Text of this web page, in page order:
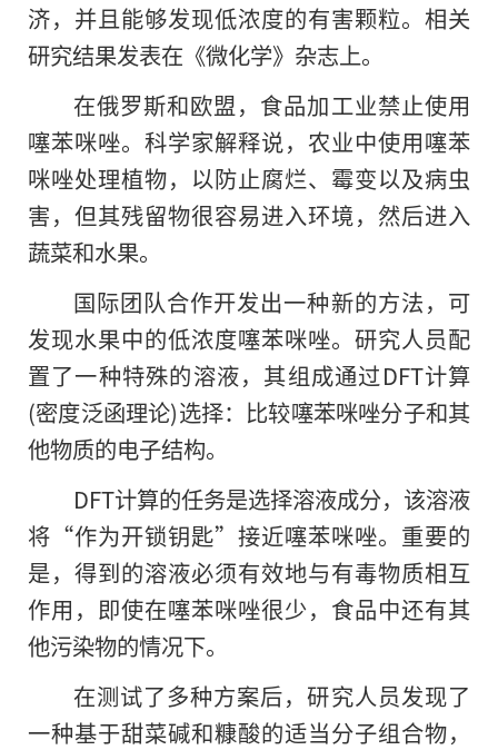
济，并且能够发现低浓度的有害颗粒。相关
研究结果发表在《微化学》杂志上。
在俄罗斯和欧盟，食品加工业禁止使用
噻苯咪唑。科学家解释说，农业中使用噻苯
咪唑处理植物，以防止腐烂、霉变以及病虫
害，但其残留物很容易进入环境，然后进入
蔬菜和水果。
国际团队合作开发出一种新的方法，可
发现水果中的低浓度噻苯咪唑。研究人员配
置了一种特殊的溶液，其组成通过DFT计算
(密度泛函理论)选择：比较噻苯咪唑分子和其
他物质的电子结构。
DFT计算的任务是选择溶液成分，该溶液
将“作为开锁钥匙”接近噻苯咪唑。重要的
是，得到的溶液必须有效地与有毒物质相互
作用，即使在噻苯咪唑很少，食品中还有其
他污染物的情况下。
在测试了多种方案后，研究人员发现了
一种基于甜菜碱和糠酸的适当分子组合物，